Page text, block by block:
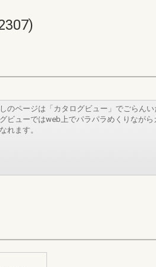
のページは「カタログビュー」でごらんい
ビューではweb上でパラパラめくりながら
れます。